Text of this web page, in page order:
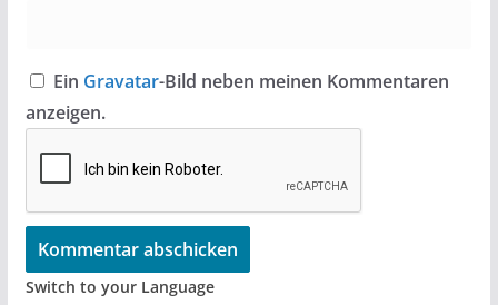
Ein Gravatar-Bild neben meinen Kommentaren
anzeigen.
Switch to your Language